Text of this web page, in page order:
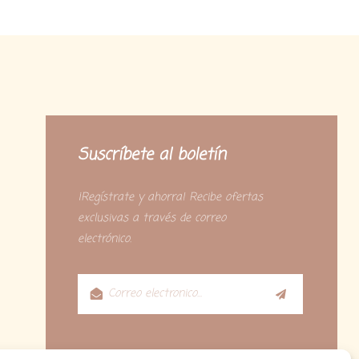
Suscríbete al boletín
¡Regístrate y ahorra! Recibe ofertas
exclusivas a través de correo
electrónico.